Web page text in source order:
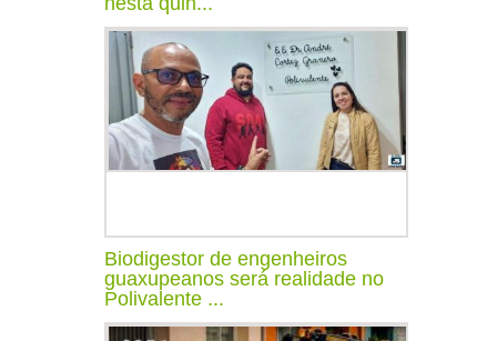
Biodigestor de engenheiros
guaxupeanos será realidade no
Polivalente ...